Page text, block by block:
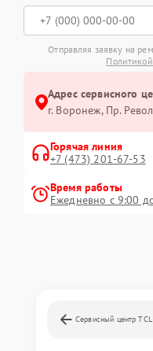
Отправляя заявку на
Адрес сервисного
г. Воронеж, Пр.
Горячая линия
+7 (473) 201-67-53
Время работы
Ежедневно с 9:00
Сервисный центр TCL